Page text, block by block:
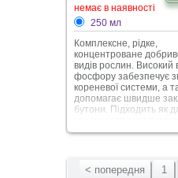
немає в наявності
250 мл
Комплексне, рідке,
концентроване
видів рослин. Високий
фосфору забезпечує
кореневої системи, а
допомагає швидше
бутони. Підходить як
підживлення.
< попередня 1